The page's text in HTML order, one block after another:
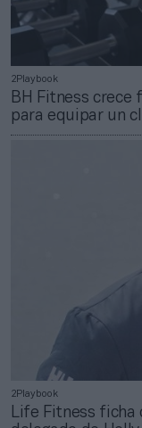
2Playbook
BH Fitness crece
para equipar un
2Playbook
Life Fitness ficha